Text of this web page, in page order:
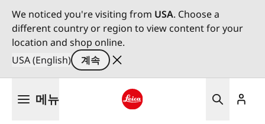
We noticed you're visiting from USA. Choose a
different country or region to view content for your
location and shop online.
USA (English)
계속
메뉴